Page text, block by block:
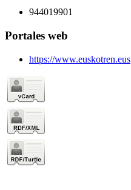
944019901
Portales web
https://www.euskotren.eus